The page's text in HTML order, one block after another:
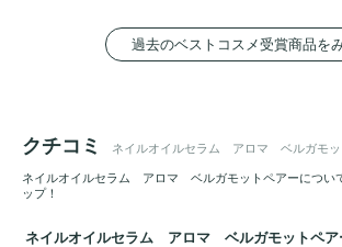
過去のベストコスメ受賞商品を
クチコミ ネイルオイルセラム アロマ ベルガモッ
ネイルオイルセラム アロマ ベルガモットペアーについ
ップ！
ネイルオイルセラム アロマ ベルガモットペア